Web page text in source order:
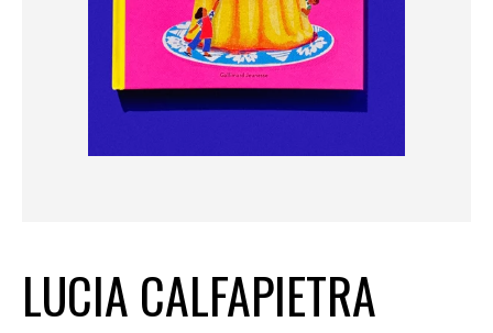
LUCIA CALFAPIETRA